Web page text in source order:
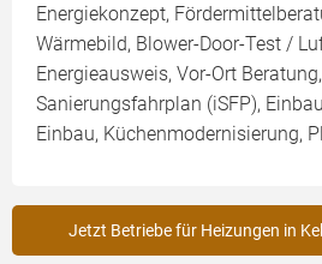
Energiekonzept,
Wärmebild, Blower-Door-Test /
Energieausweis, Vor-Ort
Sanierungsfahrplan (iSFP),
Einbau, Küchenmodernisierung,
Jetzt Betriebe für Heizungen in